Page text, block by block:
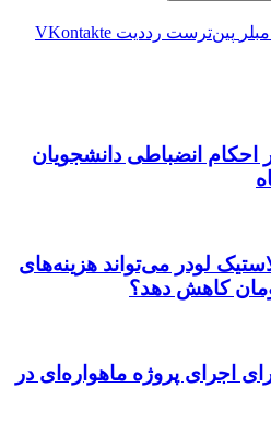
‫پین‌ترست ‫رددیت ‫VKontakte
انضباطی دانشجویان
لودر می‌تواند هزینه‌های
کاهش دهد؟
اجرای پروژه ماهواره‌ای در